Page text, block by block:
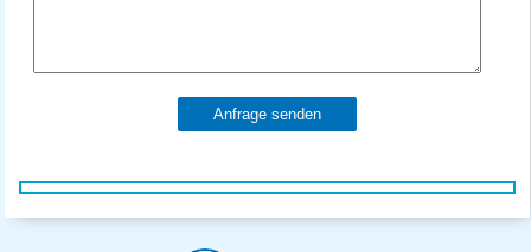
Anfrage senden